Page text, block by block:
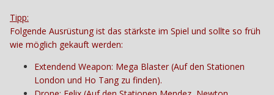
Tipp:
Folgende Ausrüstung ist das stärkste im Spiel und sollte so früh
wie möglich gekauft werden:
Extendend Weapon: Mega Blaster (Auf den Stationen
London und Ho Tang zu finden).